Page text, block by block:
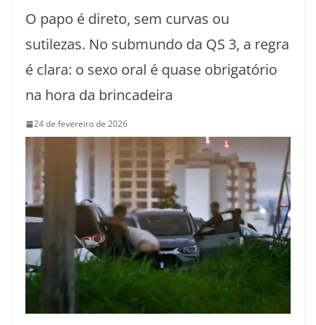
O papo é direto, sem curvas ou
sutilezas. No submundo da QS 3, a regra
é clara: o sexo oral é quase obrigatório
na hora da brincadeira
24 de fevereiro de 2026